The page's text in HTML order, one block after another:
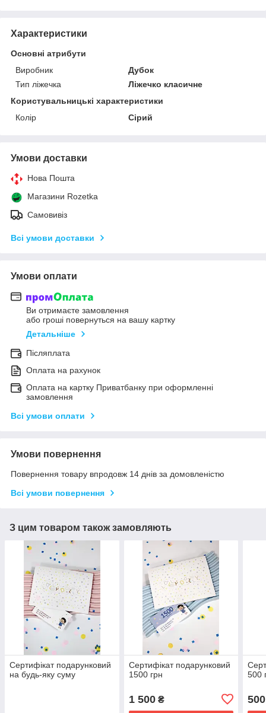
Характеристики
Основні атрибути
Виробник
Дубок
Тип ліжечка
Ліжечко класичне
Користувальницькі характеристики
Колір
Сірий
Умови доставки
Нова Пошта
Магазини Rozetka
Самовивіз
Всі умови доставки
Умови оплати
Ви отримаєте замовлення
або гроші повернуться на вашу картку
Детальніше
Післяплата
Оплата на рахунок
Оплата на картку Приватбанку при оформленні
замовлення
Всі умови оплати
Умови повернення
Повернення товару впродовж 14 днів за домовленістю
Всі умови повернення
З цим товаром також замовляють
Сертифікат подарунковий
на будь-яку суму
Сертифікат подарунковий
1500 грн
1 500₴
500
500